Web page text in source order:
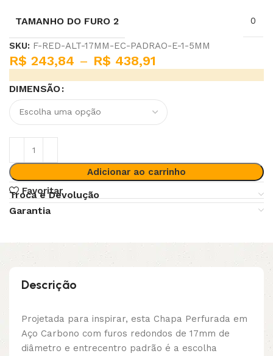
TAMANHO DO FURO 2 0
SKU: F-RED-ALT-17MM-EC-PADRAO-E-1-5MM
R$ 243,84 – R$ 438,91
DIMENSÃO
Adicionar ao carrinho
Favoritar
Troca e Devolução
Garantia
Descrição
Projetada para inspirar, esta Chapa Perfurada em
Aço Carbono com furos redondos de 17mm de
diâmetro e entrecentro padrão é a escolha